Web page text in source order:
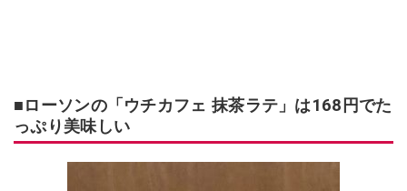
■ローソンの「ウチカフェ 抹茶ラテ」は168円でた
っぷり美味しい